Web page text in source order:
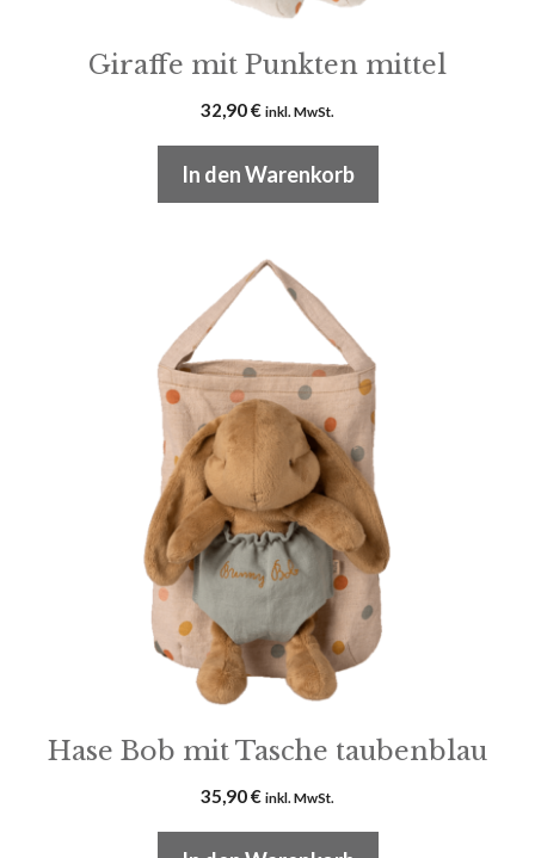
Giraffe mit Punkten mittel
32,90€ inkl. MwSt.
In den Warenkorb
Hase Bob mit Tasche taubenblau
35,90€ inkl. MwSt.